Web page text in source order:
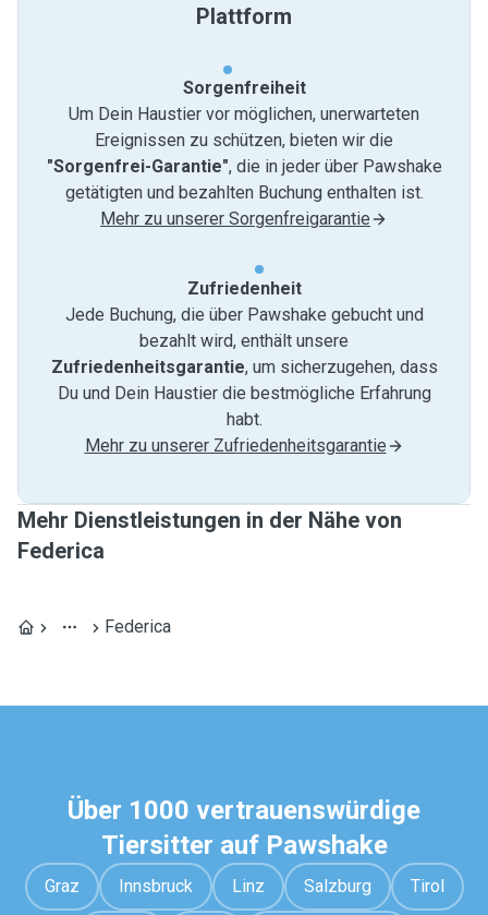
Plattform
Sorgenfreiheit
Um Dein Haustier vor möglichen, unerwarteten
Ereignissen zu schützen, bieten wir die
"Sorgenfrei-Garantie", die in jeder über Pawshake
getätigten und bezahlten Buchung enthalten ist.
Mehr zu unserer Sorgenfreigarantie
Zufriedenheit
Jede Buchung, die über Pawshake gebucht und
bezahlt wird, enthält unsere
Zufriedenheitsgarantie, um sicherzugehen, dass
Du und Dein Haustier die bestmögliche Erfahrung
habt.
Mehr zu unserer Zufriedenheitsgarantie
Mehr Dienstleistungen in der Nähe von
Federica
Federica
Über 1000 vertrauenswürdige
Tiersitter auf Pawshake
Graz Innsbruck Linz Salzburg Tirol